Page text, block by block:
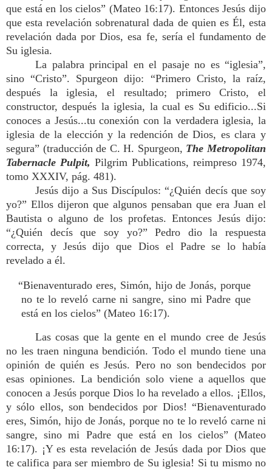
que está en los cielos” (Mateo 16:17). Entonces Jesús dijo
que esta revelación sobrenatural dada de quien es Él, esta
revelación dada por Dios, esa fe, sería el fundamento de
Su iglesia.
La palabra principal en el pasaje no es “iglesia”,
sino “Cristo”. Spurgeon dijo: “Primero Cristo, la raíz,
después la iglesia, el resultado; primero Cristo, el
constructor, después la iglesia, la cual es Su edificio...Si
conoces a Jesús...tu conexión con la verdadera iglesia, la
iglesia de la elección y la redención de Dios, es clara y
segura” (traducción de C. H. Spurgeon, The Metropolitan
Tabernacle Pulpit, Pilgrim Publications, reimpreso 1974,
tomo XXXIV, pág. 481).
Jesús dijo a Sus Discípulos: “¿Quién decís que soy
yo?” Ellos dijeron que algunos pensaban que era Juan el
Bautista o alguno de los profetas. Entonces Jesús dijo:
“¿Quién decís que soy yo?” Pedro dio la respuesta
correcta, y Jesús dijo que Dios el Padre se lo había
revelado a él.
“Bienaventurado eres, Simón, hijo de Jonás, porque
no te lo reveló carne ni sangre, sino mi Padre que
está en los cielos” (Mateo 16:17).
Las cosas que la gente en el mundo cree de Jesús
no les traen ninguna bendición. Todo el mundo tiene una
opinión de quién es Jesús. Pero no son bendecidos por
esas opiniones. La bendición solo viene a aquellos que
conocen a Jesús porque Dios lo ha revelado a ellos. ¡Ellos,
y sólo ellos, son bendecidos por Dios! “Bienaventurado
eres, Simón, hijo de Jonás, porque no te lo reveló carne ni
sangre, sino mi Padre que está en los cielos” (Mateo
16:17). ¡Y es esta revelación de Jesús dada por Dios que
te califica para ser miembro de Su iglesia! Si tu mismo no